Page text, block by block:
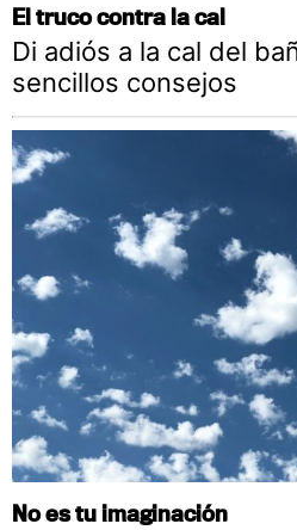
El truco contra la cal
Di adiós a la cal del
sencillos consejos
No es tu imaginación